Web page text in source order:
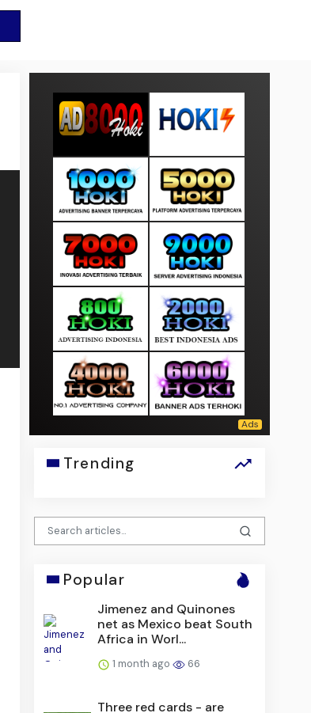
Trending
Popular
Jimenez and Quinones
net as Mexico beat South
Africa in Worl...
1 month ago 66
Three red cards - are